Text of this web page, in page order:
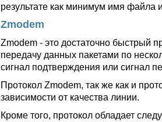
результате как минимум имя файла
Zmodem
Zmodem - это достаточно быстрый
передачу данных пакетами по
сигнал подтверждения или сигнал
Протокол Zmodem, так же как и
зависимости от качества линии.
Кроме того, протокол обладает